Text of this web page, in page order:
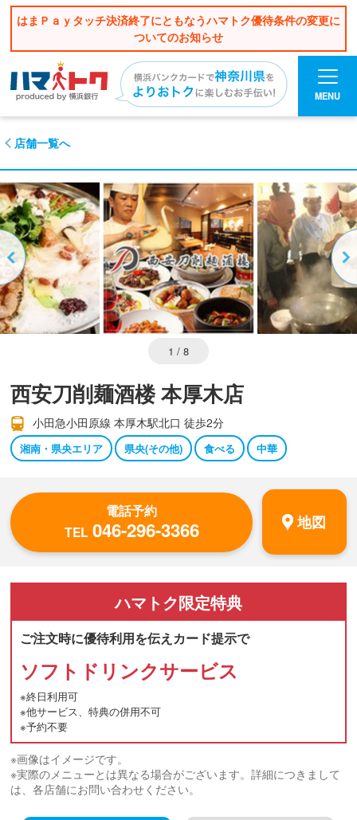
はまＰａｙタッチ決済終了にともなうハマトク優待条件の変更に
ついてのお知らせ
MENU
店舗一覧へ
1 / 8
西安刀削麺酒楼 本厚木店
小田急小田原線 本厚木駅北口 徒歩2分
湘南・県央エリア 県央(その他) 食べる 中華
電話予約
TEL 046-296-3366 地図
ハマトク限定特典
ご注文時に優待利用を伝えカード提示で
ソフトドリンクサービス
※終日利用可
※他サービス、特典の併用不可
※予約不要
※画像はイメージです。
※実際のメニューとは異なる場合がございます。詳細につきまして
は、各店舗にお問い合わせください。